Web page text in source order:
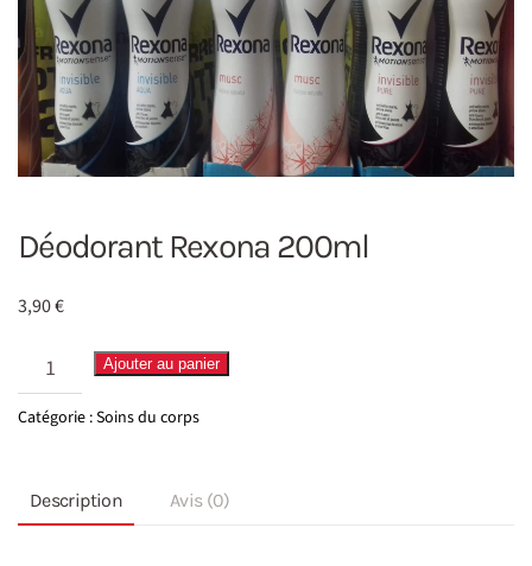
Déodorant Rexona 200ml
3,90€
quantité
de
200ml
Ajouter au panier
Catégorie :Soins du corps
Description Avis (0)